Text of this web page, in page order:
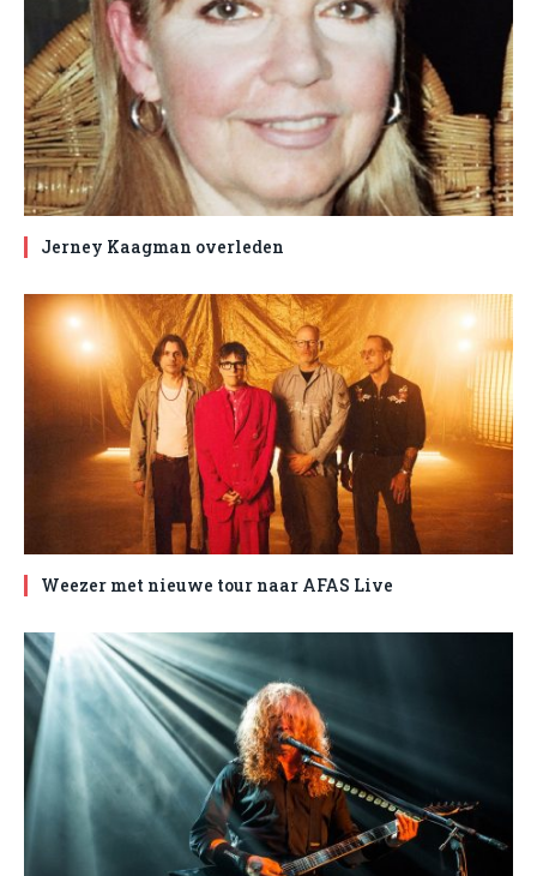
Jerney Kaagman overleden
Weezer met nieuwe tour naar AFAS Live